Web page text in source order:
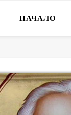
НАЧАЛО